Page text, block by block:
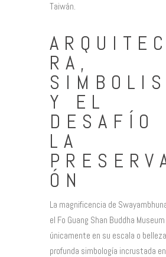
Taiwán.
RA,
Y EL
DESAFÍO
LA
ÓN
La magnificencia de
el Fo Guang Shan Buddha
únicamente en su escala o
profunda simbología incrustada